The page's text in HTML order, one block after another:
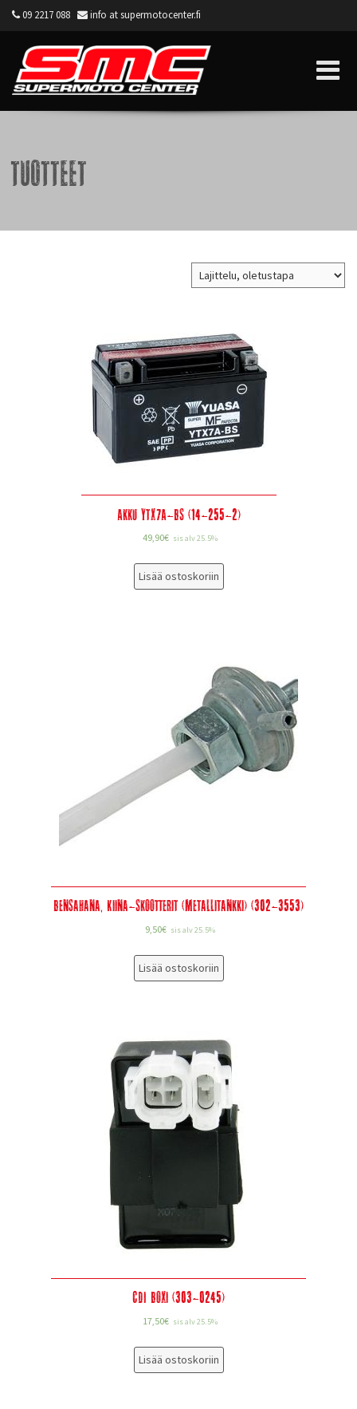
09 2217 088 info at supermotocenter.fi
Tuotteet
Akku YTX7A-BS (14-255-2)
49,90€ sis alv 25.5%
Lisää ostoskoriin
Bensahana, Kiina-Skootterit (metallitankki) (302-3553)
9,50€ sis alv 25.5%
Lisää ostoskoriin
CDI Boxi (303-0245)
17,50€ sis alv 25.5%
Lisää ostoskoriin